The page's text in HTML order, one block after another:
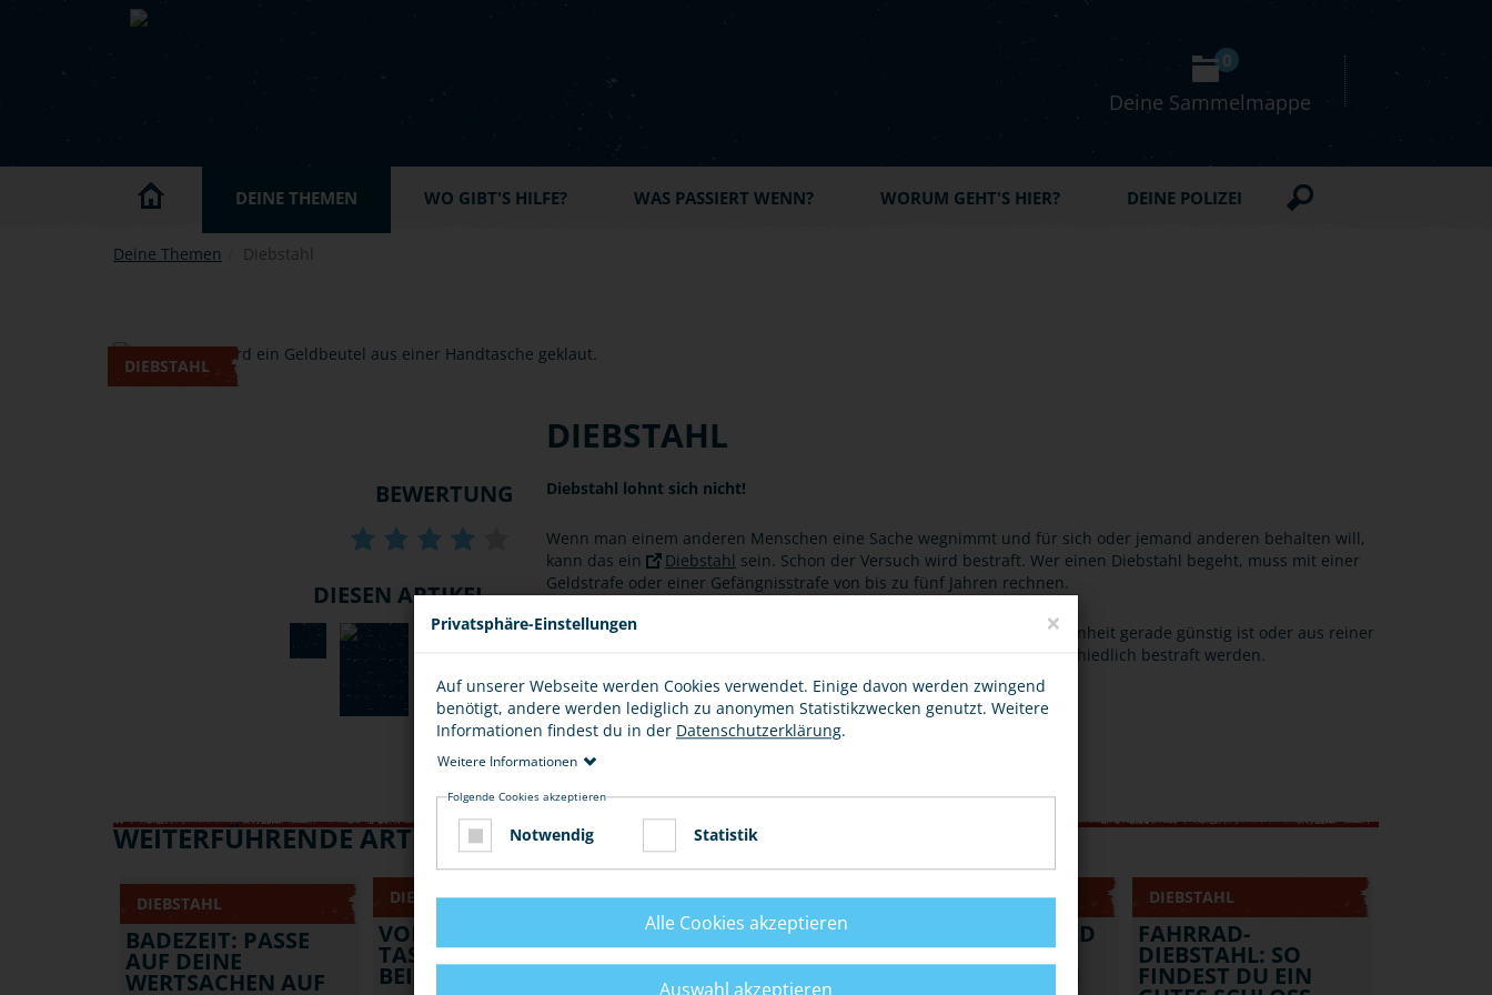
Skip to main content
Deine Sammelmappe
0
DEINE THEMEN WO GIBT'S HILFE? WAS PASSIERT WENN? WORUM GEHT'S HIER? DEINE POLIZEI
Deine Themen Diebstahl
DIEBSTAHL
DIEBSTAHL
Diebstahl lohnt sich nicht!
Wenn man einem anderen Menschen eine Sache wegnimmt und für sich oder jemand anderen behalten will,
kann das ein
Diebstahl sein. Schon der Versuch wird bestraft. Wer einen Diebstahl begeht, muss mit einer
Geldstrafe oder einer Gefängnisstrafe von bis zu fünf Jahren rechnen.
Viele klauen z. B., weil sie Gleichaltrigen imponieren wollen, die Gelegenheit gerade günstig ist oder aus reiner
Abenteuerlust. Es gibt verschiedene Formen von Diebstahl, die unterschiedlich bestraft werden.
BEWERTUNG
DIESEN ARTIKEL ...
WEITERFÜHRENDE ARTIKEL
DIEBSTAHL
BADEZEIT: PASSE
AUF DEINE
WERTSACHEN AUF
DIEBSTAHL
VORSICHT VOR
TASCHENDIEBSTAHL
BEI PUBLIC VIEWING
DIEBSTAHL
FRÜHLINGSZEIT -
FESTZEIT! NIMM
DICH IN ACHT VOR
DIEBSTAHL
SCHÜTZE DEIN RAD
VOR DIEBSTAHL -
AUCH IN KELLERN
DIEBSTAHL
FAHRRAD-
DIEBSTAHL: SO
FINDEST DU EIN
Privatsphäre-Einstellungen ×
Auf unserer Webseite werden Cookies verwendet. Einige davon werden zwingend
benötigt, andere werden lediglich zu anonymen Statistikzwecken genutzt. Weitere
Informationen findest du in der Datenschutzerklärung.
Weitere Informationen
Folgende Cookies akzeptieren
Notwendig Statistik
Alle Cookies akzeptieren
Auswahl akzeptieren